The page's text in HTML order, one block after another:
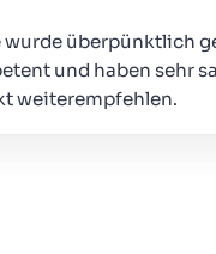
wurde überpünktlich
und haben sehr
weiterempfehlen.